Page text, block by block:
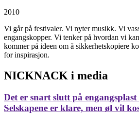
2010
Vi går på festivaler. Vi nyter musikk. Vi
engangskopper. Vi tenker på hvordan vi
kommer på ideen om å sikkerhetskopiere
for inspirasjon.
NICKNACK i media
Det er snart slutt på
Selskapene er klare, men øl vil